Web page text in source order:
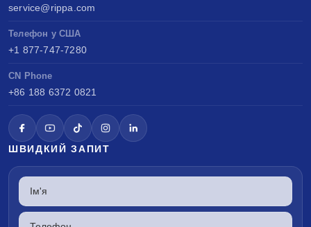
service@rippa.com
Телефон у США
+1 877-747-7280
CN Phone
+86 188 6372 0821
ШВИДКИЙ ЗАПИТ